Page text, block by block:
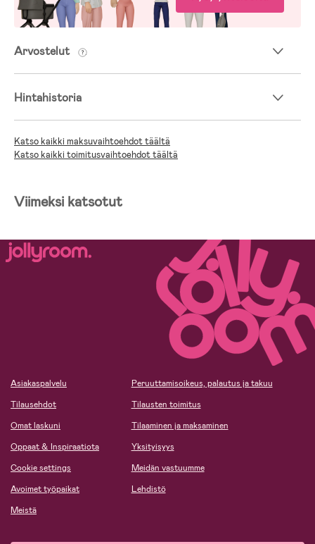
Arvostelut
Hintahistoria
Katso kaikki maksuvaihtoehdot täältä
Katso kaikki toimitusvaihtoehdot täältä
Viimeksi katsotut
Asiakaspalvelu
Tilausehdot
Omat laskuni
Oppaat & Inspiraatiota
Cookie settings
Avoimet työpaikat
Meistä
Peruuttamisoikeus, palautus ja takuu
Tilausten toimitus
Tilaaminen ja maksaminen
Yksityisyys
Meidän vastuumme
Lehdistö